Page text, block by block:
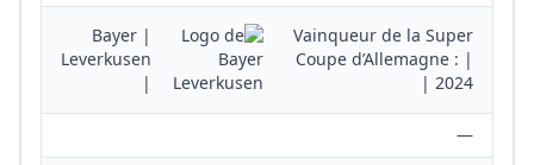
Vainqueur de la Super
Coupe d’Allemagne : |
2024 |
| Bayer
Leverkusen
|
—